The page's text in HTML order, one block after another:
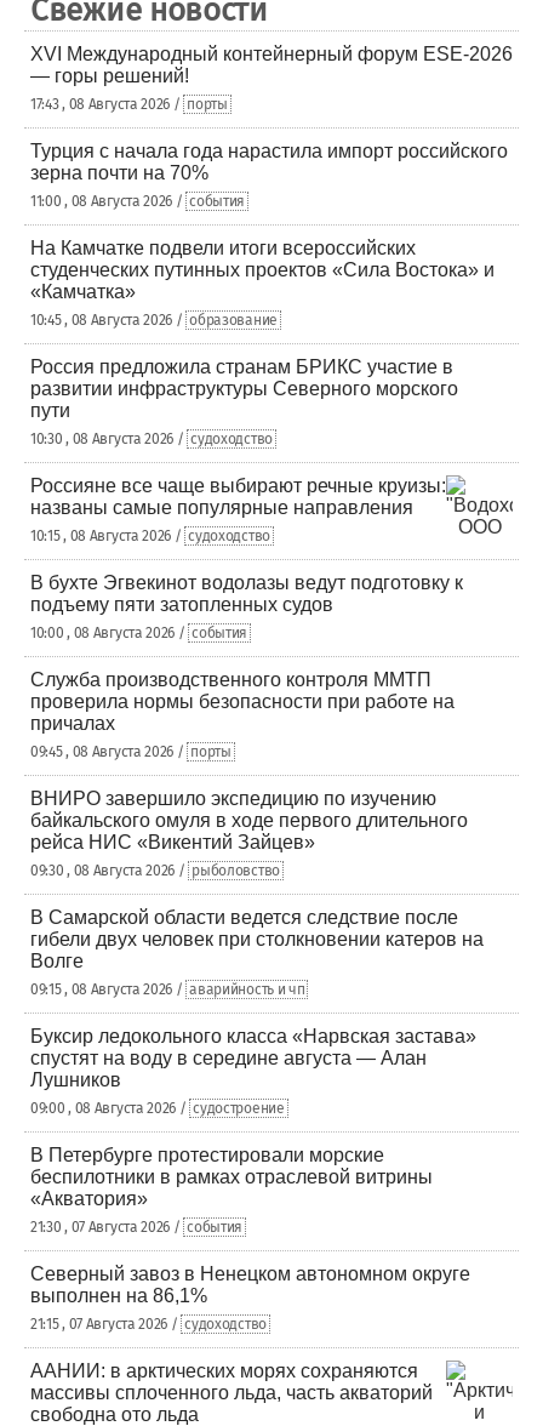
Свежие новости
XVI Международный контейнерный форум ESE-2026
— горы решений!
17:43 , 08 Августа 2026 / порты
Турция с начала года нарастила импорт российского
зерна почти на 70%
11:00 , 08 Августа 2026 / события
На Камчатке подвели итоги всероссийских
студенческих путинных проектов «Сила Востока» и
«Камчатка»
10:45 , 08 Августа 2026 / образование
Россия предложила странам БРИКС участие в
развитии инфраструктуры Северного морского
пути
10:30 , 08 Августа 2026 / судоходство
Россияне все чаще выбирают речные круизы:
названы самые популярные направления
10:15 , 08 Августа 2026 / судоходство
В бухте Эгвекинот водолазы ведут подготовку к
подъему пяти затопленных судов
10:00 , 08 Августа 2026 / события
Служба производственного контроля ММТП
проверила нормы безопасности при работе на
причалах
09:45 , 08 Августа 2026 / порты
ВНИРО завершило экспедицию по изучению
байкальского омуля в ходе первого длительного
рейса НИС «Викентий Зайцев»
09:30 , 08 Августа 2026 / рыболовство
В Самарской области ведется следствие после
гибели двух человек при столкновении катеров на
Волге
09:15 , 08 Августа 2026 / аварийность и чп
Буксир ледокольного класса «Нарвская застава»
спустят на воду в середине августа — Алан
Лушников
09:00 , 08 Августа 2026 / судостроение
В Петербурге протестировали морские
беспилотники в рамках отраслевой витрины
«Акватория»
21:30 , 07 Августа 2026 / события
Северный завоз в Ненецком автономном округе
выполнен на 86,1%
21:15 , 07 Августа 2026 / судоходство
ААНИИ: в арктических морях сохраняются
массивы сплоченного льда, часть акваторий
свободна ото льда